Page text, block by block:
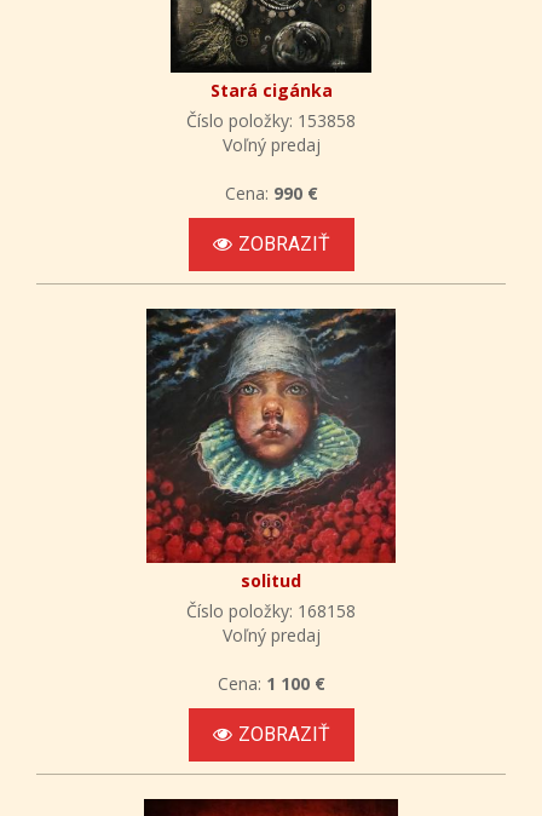
Stará cigánka
Číslo položky: 153858
Voľný predaj
Cena: 990 €
ZOBRAZIŤ
solitud
Číslo položky: 168158
Voľný predaj
Cena: 1 100 €
ZOBRAZIŤ